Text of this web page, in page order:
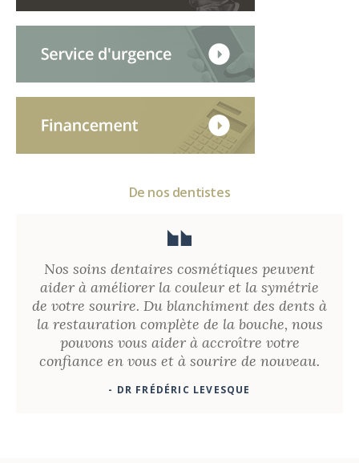
De nos dentistes
Nos soins dentaires cosmétiques peuvent
aider à améliorer la couleur et la symétrie
de votre sourire. Du blanchiment des dents à
la restauration complète de la bouche, nous
pouvons vous aider à accroître votre
confiance en vous et à sourire de nouveau.
- DR FRÉDÉRIC LEVESQUE